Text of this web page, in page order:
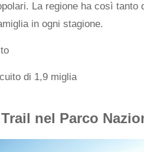
La regione ha così tanto
in ogni stagione.
di 1,9 miglia
nel Parco